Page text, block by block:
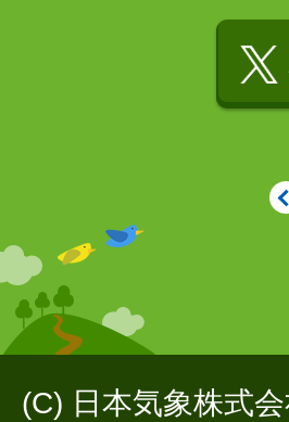
(C) 日本気象株式